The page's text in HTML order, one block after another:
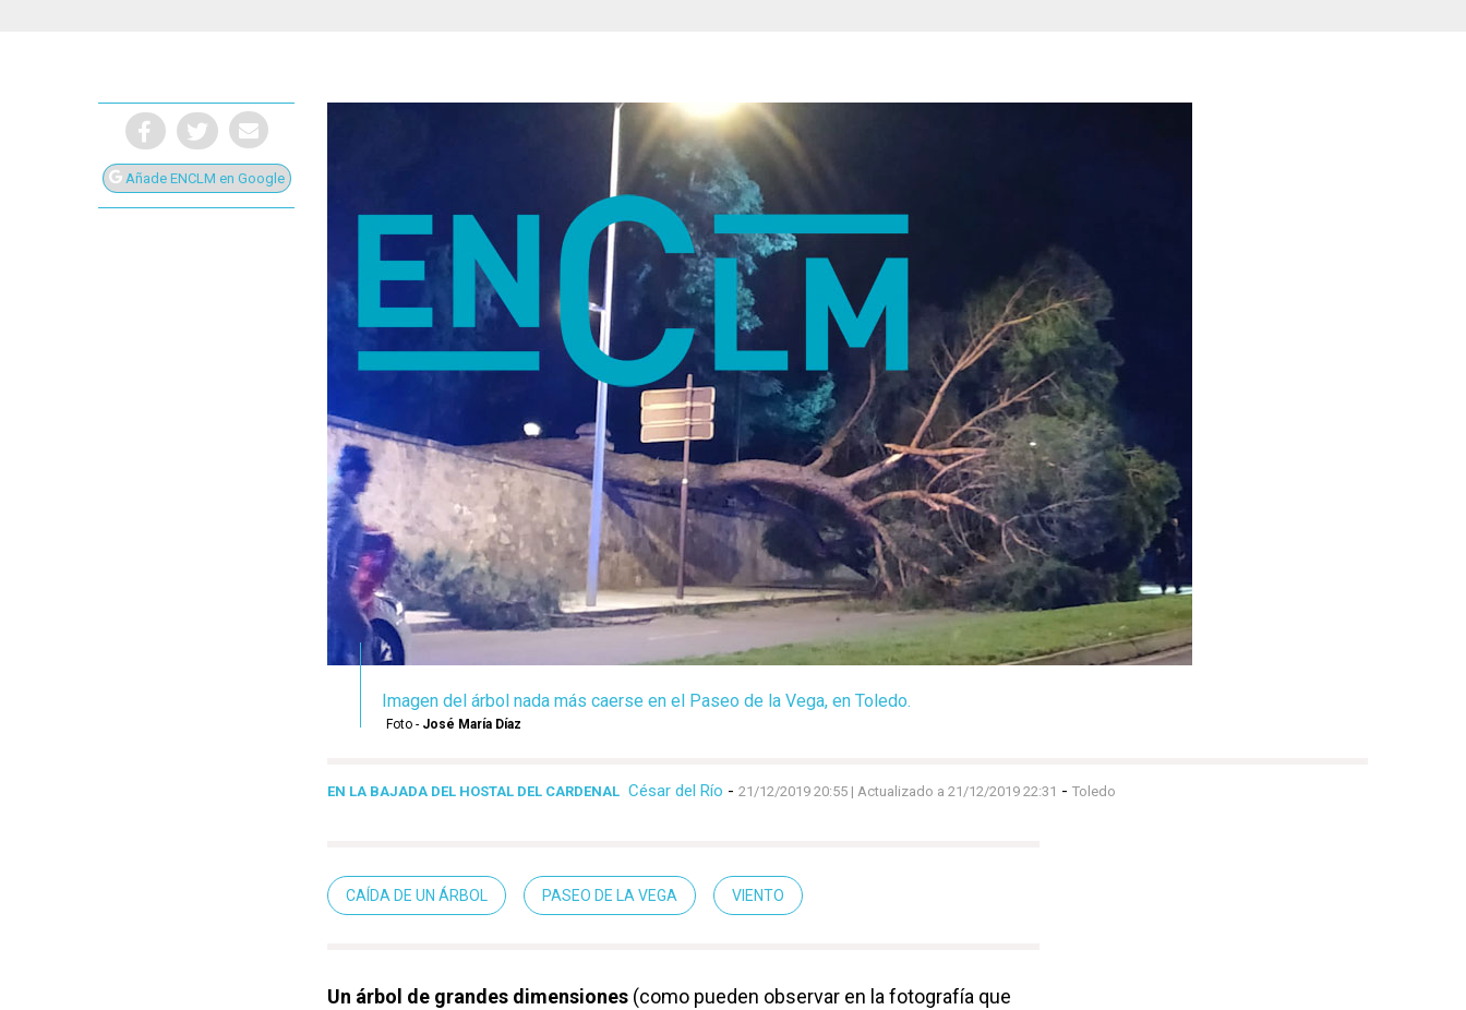
Presiona Intro para buscar o ESC para cerrar
Añade ENCLM en Google
Imagen del árbol nada más caerse en el Paseo de la Vega, en Toledo.
Foto - José María Díaz
EN LA BAJADA DEL HOSTAL DEL CARDENAL César del Río - 21/12/2019 20:55 | Actualizado a 21/12/2019 22:31 - Toledo
CAÍDA DE UN ÁRBOL PASEO DE LA VEGA VIENTO
Un árbol de grandes dimensiones (como pueden observar en la fotografía que